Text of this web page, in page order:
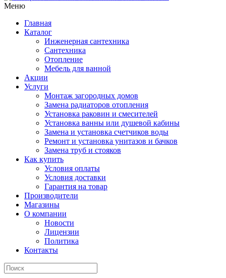
Меню
Главная
Каталог
Инженерная сантехника
Сантехника
Отопление
Мебель для ванной
Акции
Услуги
Монтаж загородных домов
Замена радиаторов отопления
Установка раковин и смесителей
Установка ванны или душевой кабины
Замена и установка счетчиков воды
Ремонт и установка унитазов и бачков
Замена труб и стояков
Как купить
Условия оплаты
Условия доставки
Гарантия на товар
Производители
Магазины
О компании
Новости
Лицензии
Политика
Контакты